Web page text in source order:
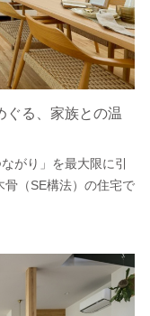
ぐる、家族との温
がり」を最大限に引
骨（SE構法）の住宅で